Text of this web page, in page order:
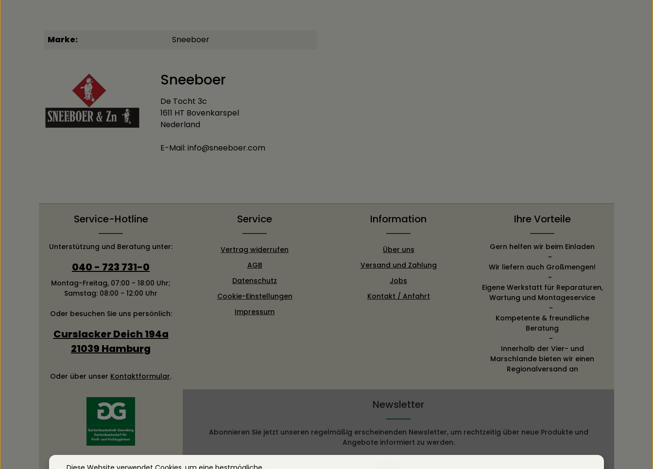
Marke: Sneeboer
Sneeboer
De Tocht 3c
1611 HT Bovenkarspel
Nederland
E-Mail: info@sneeboer.com
Service-Hotline
Unterstützung und Beratung unter:
040 - 723 731-0
Montag-Freitag, 07:00 - 18:00 Uhr;
Samstag: 08:00 - 12:00 Uhr
Oder besuchen Sie uns persönlich:
Curslacker Deich 194a
21039 Hamburg
Oder über unser Kontaktformular.
Service
Vertrag widerrufen
AGB
Datenschutz
Cookie-Einstellungen
Impressum
Information
Über uns
Versand und Zahlung
Jobs
Kontakt / Anfahrt
Ihre Vorteile
Gern helfen wir beim Einladen
~
Wir liefern auch Großmengen!
~
Eigene Werkstatt für Reparaturen,
Wartung und Montageservice
~
Kompetente & freundliche
Beratung
~
Innerhalb der Vier- und
Marschlande bieten wir einen
Regionalversand an
Newsletter
Abonnieren Sie jetzt unseren regelmäßig erscheinenden Newsletter, um rechtzeitig über neue Produkte und
Angebote informiert zu werden.